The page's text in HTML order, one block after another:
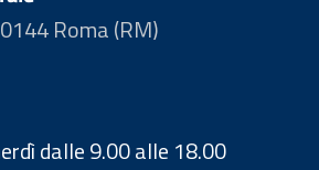
Roma (RM)
dalle 9.00 alle 18.00